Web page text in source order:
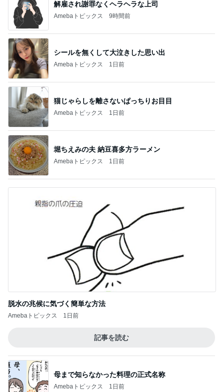
解雇され謝罪なくヘラヘラな上司
Amebaトピックス 9時間前
シールを無くして大泣きした思い出
Amebaトピックス 1日前
猫じゃらしを離さないぱっちりお目目
Amebaトピックス 1日前
堀ちえみの夫 納豆喜多方ラーメン
Amebaトピックス 1日前
脱水の兆候に気づく簡単な方法
Amebaトピックス 1日前
記事を読む
母まで知らなかった料理の正式名称
Amebaトピックス 1日前